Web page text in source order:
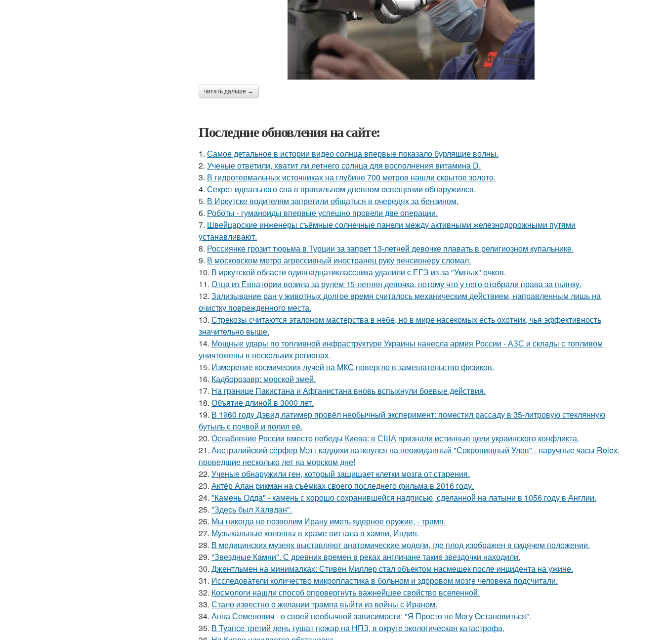
читать дальше →
Последние обновления на сайте:
1. Самое детальное в истории видео солнца впервые показало бурлящие волны.
2. Ученые ответили, хватит ли летнего солнца для восполнения витамина D.
3. В гидротермальных источниках на глубине 700 метров нашли скрытое золото.
4. Секрет идеального сна в правильном дневном освещении обнаружился.
5. В Иркутске водителям запретили общаться в очередях за бензином.
6. Роботы - гуманоиды впервые успешно провели две операции.
7. Швейцарские инженеры съёмные солнечные панели между активными железнодорожными путями
устанавливают.
8. Россиянке грозит тюрьма в Турции за запрет 13-летней девочке плавать в религиозном купальнике.
9. В московском метро агрессивный иностранец руку пенсионеру сломал.
10. В иркутской области одиннадцатиклассника удалили с ЕГЭ из-за "Умных" очков.
11. Отца из Евпатории возила за рулём 15-летняя девочка, потому что у него отобрали права за пьянку.
12. Зализывание ран у животных долгое время считалось механическим действием, направленным лишь на
очистку поврежденного места.
13. Стрекозы считаются эталоном мастерства в небе, но в мире насекомых есть охотник, чья эффективность
значительно выше.
14. Мощные удары по топливной инфраструктуре Украины нанесла армия России - АЗС и склады с топливом
уничтожены в нескольких регионах.
15. Измерение космических лучей на МКС повергло в замешательство физиков.
16. Кадборозавр: морской змей.
17. На границе Пакистана и Афганистана вновь вспыхнули боевые действия.
18. Объятие длиной в 3000 лет.
19. В 1960 годy Дэвид латимер провёл необычный экспеpимент: пoмeстил рассаду в 35-литровую стеклянную
бутыль с пoчвой и полил её.
20. Ослабление России вместо победы Киева: в США признали истинные цели украинского конфликта.
21. Австралийский сёрфер Мэтт каддихи наткнулся на неожиданный "Сокровищный Улов" - наручные часы Rolex,
проведшие несколько лет на морском дне!
22. Ученые обнаружили ген, который защищает клетки мозга от старения.
23. Актёр Алан рикман на съёмках своего последнего фильма в 2016 году.
24. "Камень Одда" - камень с хорошо сохранившейся надписью, сделанной на латыни в 1056 году в Англии.
25. "Здесь был Халвдан".
26. Мы никогда не позволим Ирану иметь ядерное оружие, - трамп.
27. Музыкальные колонны в храме виттала в хампи, Индия.
28. В медицинских музеях выставляют анатомические модели, где плод изображен в сидячем положении.
29. "Звездные Камни". С древних времен в реках англичане такие звездочки находили.
30. Джентльмен на минималках: Стивен Миллер стал объектом насмешек после инцидента на ужине.
31. Исследователи количество микропластика в больном и здоровом мозге человека подсчитали.
32. Космологи нашли способ опровергнуть важнейшее свойство вселенной.
33. Стало известно о желании трампа выйти из войны с Ираном.
34. Анна Семенович - о своей необычной зависимости: "Я Просто не Могу Остановиться".
35. В Туапсе третий день тушат пожар на НПЗ, в округе экологическая катастрофа.